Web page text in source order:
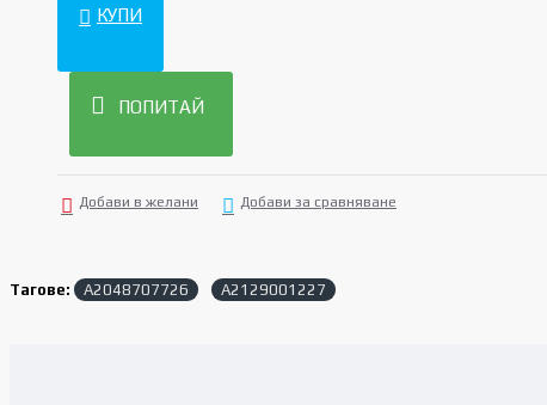
КУПИ
ПОПИТАЙ
Добави в желани Добави за сравняване
Тагове: A2048707726 A2129001227